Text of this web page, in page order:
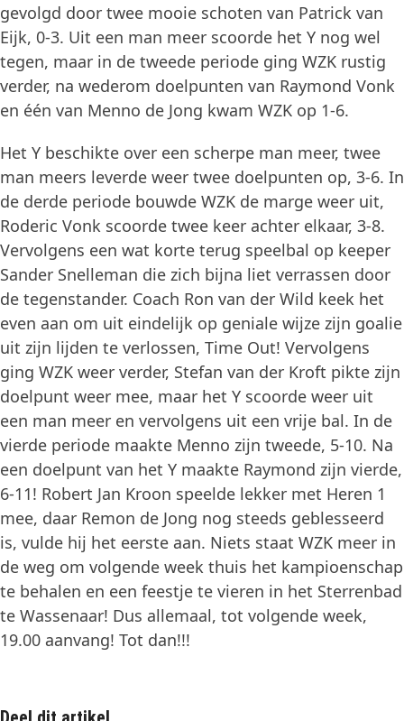
gevolgd door twee mooie schoten van Patrick van
Eijk, 0-3. Uit een man meer scoorde het Y nog wel
tegen, maar in de tweede periode ging WZK rustig
verder, na wederom doelpunten van Raymond Vonk
en één van Menno de Jong kwam WZK op 1-6.
Het Y beschikte over een scherpe man meer, twee
man meers leverde weer twee doelpunten op, 3-6. In
de derde periode bouwde WZK de marge weer uit,
Roderic Vonk scoorde twee keer achter elkaar, 3-8.
Vervolgens een wat korte terug speelbal op keeper
Sander Snelleman die zich bijna liet verrassen door
de tegenstander. Coach Ron van der Wild keek het
even aan om uit eindelijk op geniale wijze zijn goalie
uit zijn lijden te verlossen, Time Out! Vervolgens
ging WZK weer verder, Stefan van der Kroft pikte zijn
doelpunt weer mee, maar het Y scoorde weer uit
een man meer en vervolgens uit een vrije bal. In de
vierde periode maakte Menno zijn tweede, 5-10. Na
een doelpunt van het Y maakte Raymond zijn vierde,
6-11! Robert Jan Kroon speelde lekker met Heren 1
mee, daar Remon de Jong nog steeds geblesseerd
is, vulde hij het eerste aan. Niets staat WZK meer in
de weg om volgende week thuis het kampioenschap
te behalen en een feestje te vieren in het Sterrenbad
te Wassenaar! Dus allemaal, tot volgende week,
19.00 aanvang! Tot dan!!!